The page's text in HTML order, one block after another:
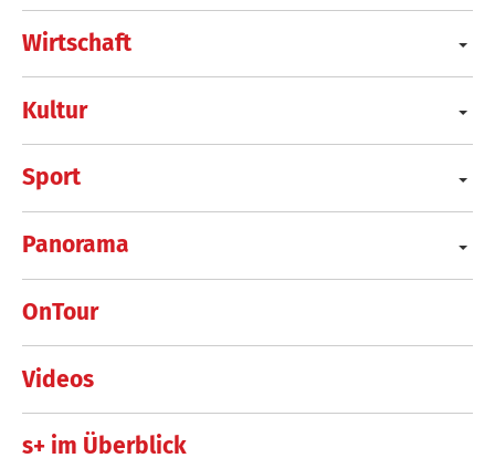
Wirtschaft
Kultur
Sport
Panorama
OnTour
Videos
s+ im Überblick